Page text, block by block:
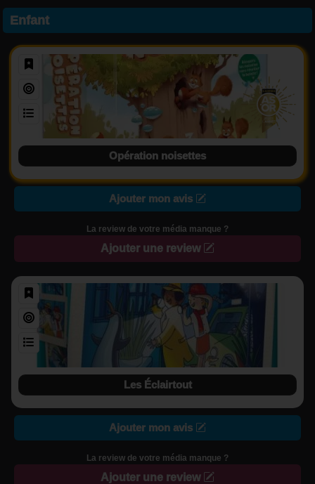
Enfant
Opération noisettes
Ajouter mon avis
La review de votre média manque ?
Ajouter une review
Les Éclairtout
Ajouter mon avis
La review de votre média manque ?
Ajouter une review